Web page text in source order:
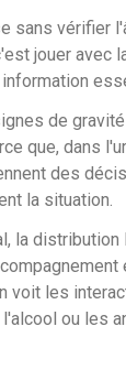
sans vérifier
jouer avec
de
que, dans
des
la situation.
la
voit les
ou les